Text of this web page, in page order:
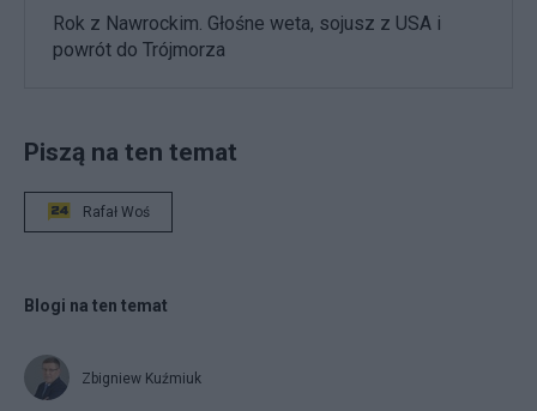
Rok z Nawrockim. Głośne weta, sojusz z USA i
powrót do Trójmorza
Piszą na ten temat
Rafał Woś
Blogi na ten temat
Zbigniew Kuźmiuk